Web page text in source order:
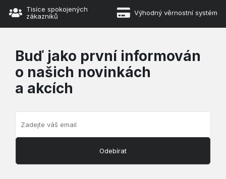
Tisíce spokojených
zákazníků
Výhodný věrnostní systém
Buď jako první informován
o našich novinkách
a akcích
Odebírat